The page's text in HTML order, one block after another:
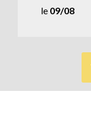
le 09/08